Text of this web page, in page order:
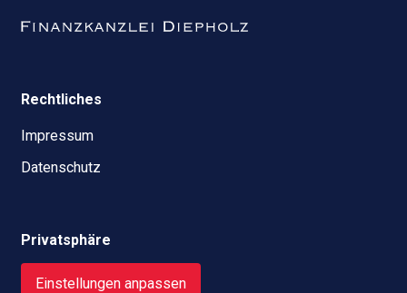
Rechtliches
Impressum
Datenschutz
Privatsphäre
Einstellungen anpassen